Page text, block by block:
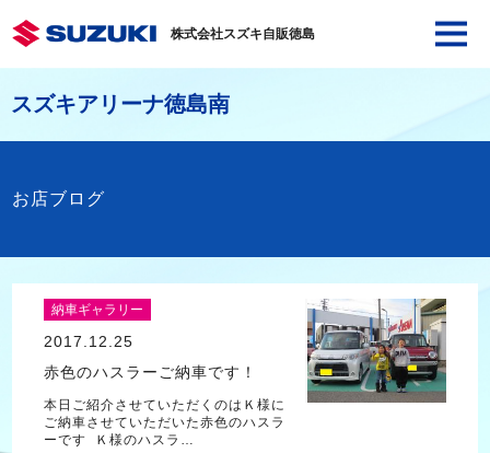
株式会社スズキ自販徳島
スズキアリーナ徳島南
お店ブログ
納車ギャラリー
2017.12.25
赤色のハスラーご納車です！
本日ご紹介させていただくのはＫ様に
ご納車させていただいた赤色のハスラ
ーです Ｋ様のハスラ…